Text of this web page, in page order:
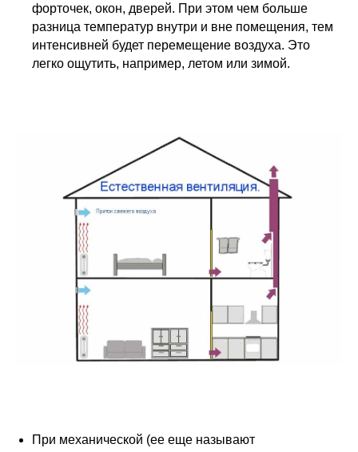
форточек, окон, дверей. При этом чем больше
разница температур внутри и вне помещения, тем
интенсивней будет перемещение воздуха. Это
легко ощутить, например, летом или зимой.
При механической (ее еще называют